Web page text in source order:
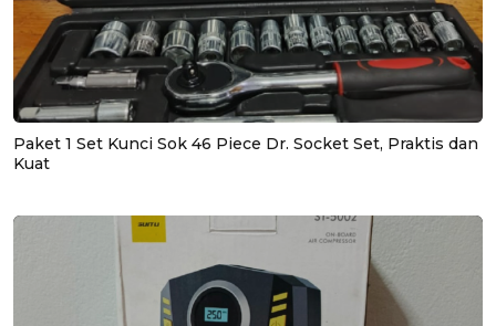
Paket 1 Set Kunci Sok 46 Piece Dr. Socket Set, Praktis dan
Kuat